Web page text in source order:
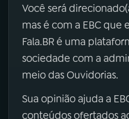
Você será
mas é com a EBC que
Fala.BR é uma
sociedade com a
meio das Ouvidorias.
Sua opinião ajuda a
conteúdos ofertados